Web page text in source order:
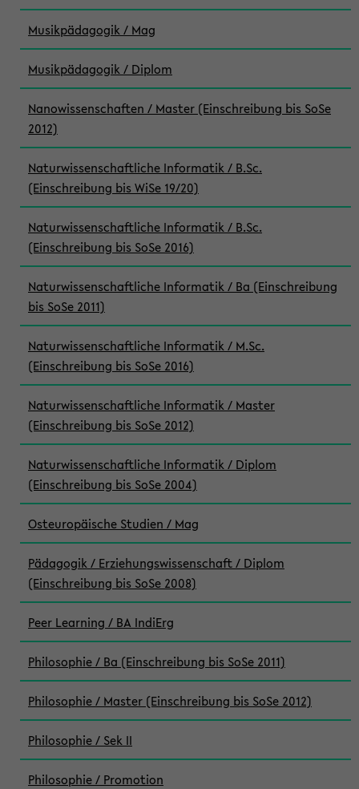
Musikpädagogik / Mag
Musikpädagogik / Diplom
Nanowissenschaften / Master (Einschreibung bis SoSe
2012)
Naturwissenschaftliche Informatik / B.Sc.
(Einschreibung bis WiSe 19/20)
Naturwissenschaftliche Informatik / B.Sc.
(Einschreibung bis SoSe 2016)
Naturwissenschaftliche Informatik / Ba (Einschreibung
bis SoSe 2011)
Naturwissenschaftliche Informatik / M.Sc.
(Einschreibung bis SoSe 2016)
Naturwissenschaftliche Informatik / Master
(Einschreibung bis SoSe 2012)
Naturwissenschaftliche Informatik / Diplom
(Einschreibung bis SoSe 2004)
Osteuropäische Studien / Mag
Pädagogik / Erziehungswissenschaft / Diplom
(Einschreibung bis SoSe 2008)
Peer Learning / BA IndiErg
Philosophie / Ba (Einschreibung bis SoSe 2011)
Philosophie / Master (Einschreibung bis SoSe 2012)
Philosophie / Sek II
Philosophie / Promotion